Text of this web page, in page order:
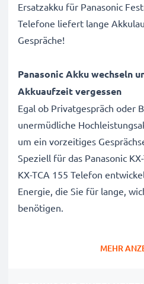
Ersatzakku für Panasonic
Telefone liefert lange
Gespräche!
Panasonic Akku wechseln
Akkuaufzeit vergessen
Egal ob Privatgespräch oder
unermüdliche
um ein vorzeitiges
Speziell für das Panasonic
KX-TCA 155 Telefon
Energie, die Sie für lange,
benötigen.
MEHR